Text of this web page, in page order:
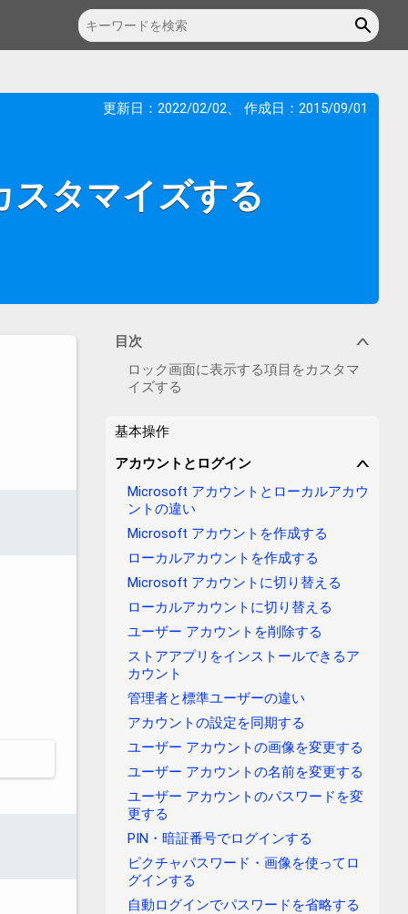
更新日： 2022/02/02、 作成日： 2015/09/01
スタマイズする
∨
目次
ロック画面に表示する項目をカスタマ
イズする
基本操作
∨
アカウントとログイン
Microsoft アカウントとローカルアカウ
ントの違い
Microsoft アカウントを作成する
ローカルアカウントを作成する
Microsoft アカウントに切り替える
ローカルアカウントに切り替える
ユーザー アカウントを削除する
ストアアプリをインストールできるア
カウント
管理者と標準ユーザーの違い
アカウントの設定を同期する
ユーザー アカウントの画像を変更する
ユーザー アカウントの名前を変更する
ユーザー アカウントのパスワードを変
更する
PIN・暗証番号でログインする
ピクチャパスワード・画像を使ってロ
グインする
自動ログインでパスワードを省略する